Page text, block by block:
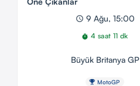
schedule 9 Ağu, 15:00
timer 4 saat 11 dk
Büyük Britanya GP
emoji_events MotoGP